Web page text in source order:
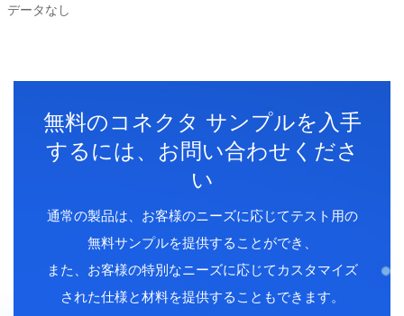
データなし
無料のコネクタ サンプルを入手
するには、お問い合わせくださ
い
通常の製品は、お客様のニーズに応じてテスト用の
無料サンプルを提供することができ、
また、お客様の特別なニーズに応じてカスタマイズ
された仕様と材料を提供することもできます。